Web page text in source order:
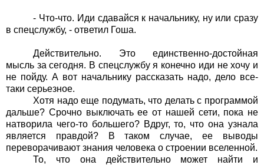
- Что-что. Иди сдавайся к начальнику, ну или сразу
в спецслужбу, - ответил Гоша.
Действительно. Это единственно-достойная
мысль за сегодня. В спецслужбу я конечно иди не хочу и
не пойду. А вот начальнику рассказать надо, дело все-
таки серьезное.
Хотя надо еще подумать, что делать с программой
дальше? Срочно выключать ее от нашей сети, пока не
натворила чего-то большего? Вдруг, то, что она узнала
является правдой? В таком случае, ее выводы
переворачивают знания человека о строении вселенной.
То, что она действительно может найти и